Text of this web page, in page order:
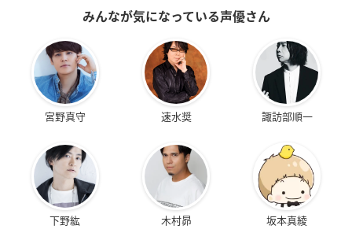
みんなが気になっている声優さん
宮野真守 速水奨 諏訪部順一
下野紘 木村昴 坂本真綾